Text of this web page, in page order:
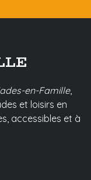
en-Famille,
et loisirs en
accessibles et à